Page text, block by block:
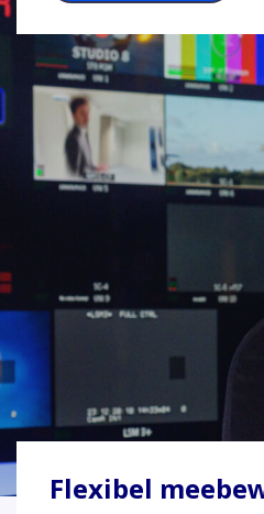
Flexibel